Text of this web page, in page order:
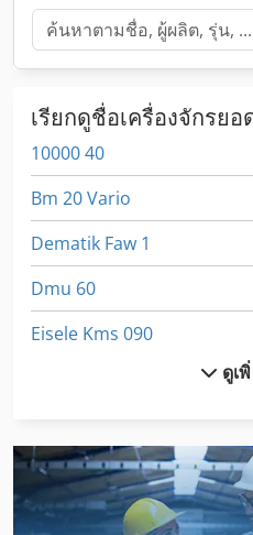
เรียกดูชื่อเครื่องจักรย
10000 40
Bm 20 Vario
Dematik Faw 1
Dmu 60
Eisele Kms 090
Fg 200
Fmu
ดูเ